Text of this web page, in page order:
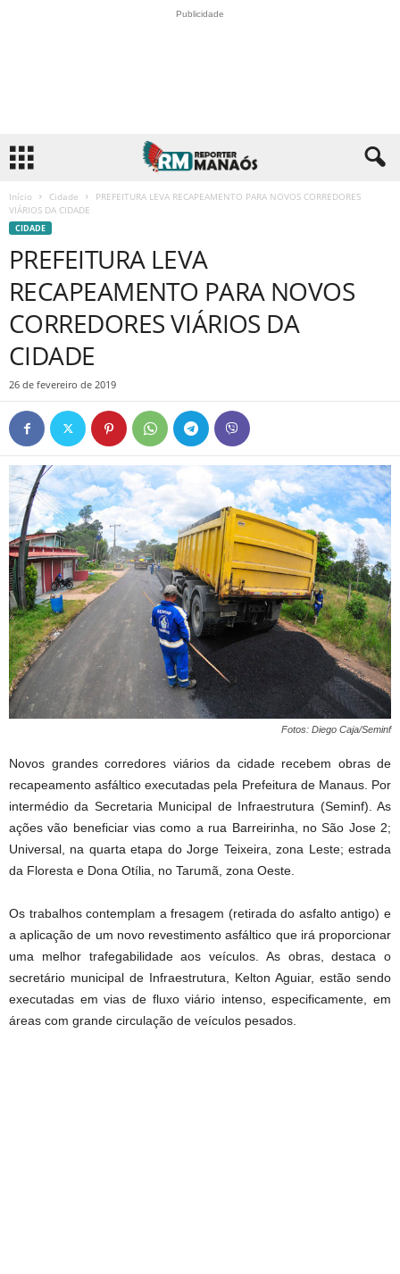
Publicidade
Início Cidade
PREFEITURA LEVA RECAPEAMENTO PARA NOVOS CORREDORES
VIÁRIOS DA CIDADE
CIDADE
PREFEITURA LEVA
RECAPEAMENTO PARA NOVOS
CORREDORES VIÁRIOS DA
CIDADE
26 de fevereiro de 2019
Fotos: Diego Caja/Seminf
Novos grandes corredores viários da cidade recebem obras de
recapeamento asfáltico executadas pela Prefeitura de Manaus. Por
intermédio da Secretaria Municipal de Infraestrutura (Seminf). As
ações vão beneficiar vias como a rua Barreirinha, no São Jose 2;
Universal, na quarta etapa do Jorge Teixeira, zona Leste; estrada
da Floresta e Dona Otília, no Tarumã, zona Oeste.
Os trabalhos contemplam a fresagem (retirada do asfalto antigo) e
a aplicação de um novo revestimento asfáltico que irá proporcionar
uma melhor trafegabilidade aos veículos. As obras, destaca o
secretário municipal de Infraestrutura, Kelton Aguiar, estão sendo
executadas em vias de fluxo viário intenso, especificamente, em
áreas com grande circulação de veículos pesados.